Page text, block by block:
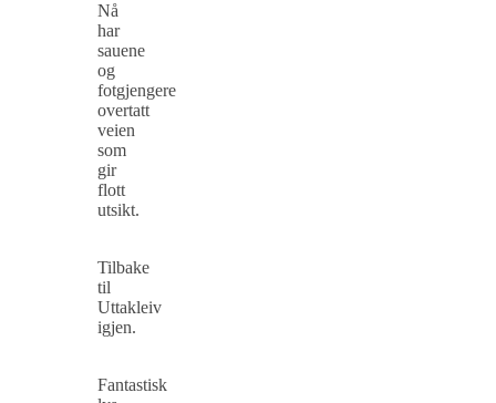
Nå
har
sauene
og
fotgjengere
overtatt
veien
som
gir
flott
utsikt.
Tilbake
til
Uttakleiv
igjen.
Fantastisk